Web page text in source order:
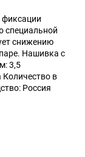
фиксации
специальной
снижению
Нашивка с
3,5
Количество в
Россия